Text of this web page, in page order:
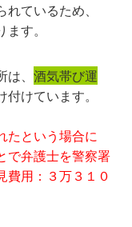
ているため、
す。
は、酒気帯び運
付けています。
たという場合に
で弁護士を警察署
費用：３万３１０